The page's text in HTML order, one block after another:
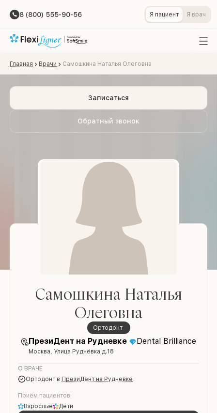
8 (800) 555-90-56 Я пациент Я врач
Главная Врачи Самошкина Наталья Олеговна
Обратный звонок
Записаться
Самошкина Наталья
Олеговна
ортодонт
ПрезиДент на Рудневке Dental Brilliance
Москва, Улица Руднёвка д.18
О ВРАЧЕ
ортодонт в ПрезиДент на Рудневке
Приём пациентов:
Взрослые
Дети